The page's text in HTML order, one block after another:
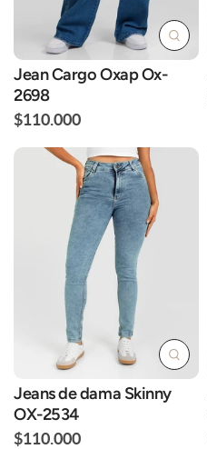
Jean Cargo Oxap Ox-
2698
$110.000
Jeans de dama Skinny
OX-2534
$110.000